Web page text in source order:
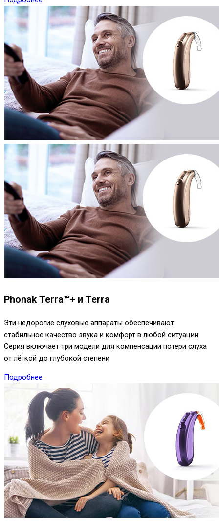
Phonak Terra™+ и Terra
Эти недорогие слуховые аппараты обеспечивают
стабильное качество звука и комфорт в любой ситуации.
Серия включает три модели для компенсации потери слуха
от лёгкой до глубокой степени
Подробнее